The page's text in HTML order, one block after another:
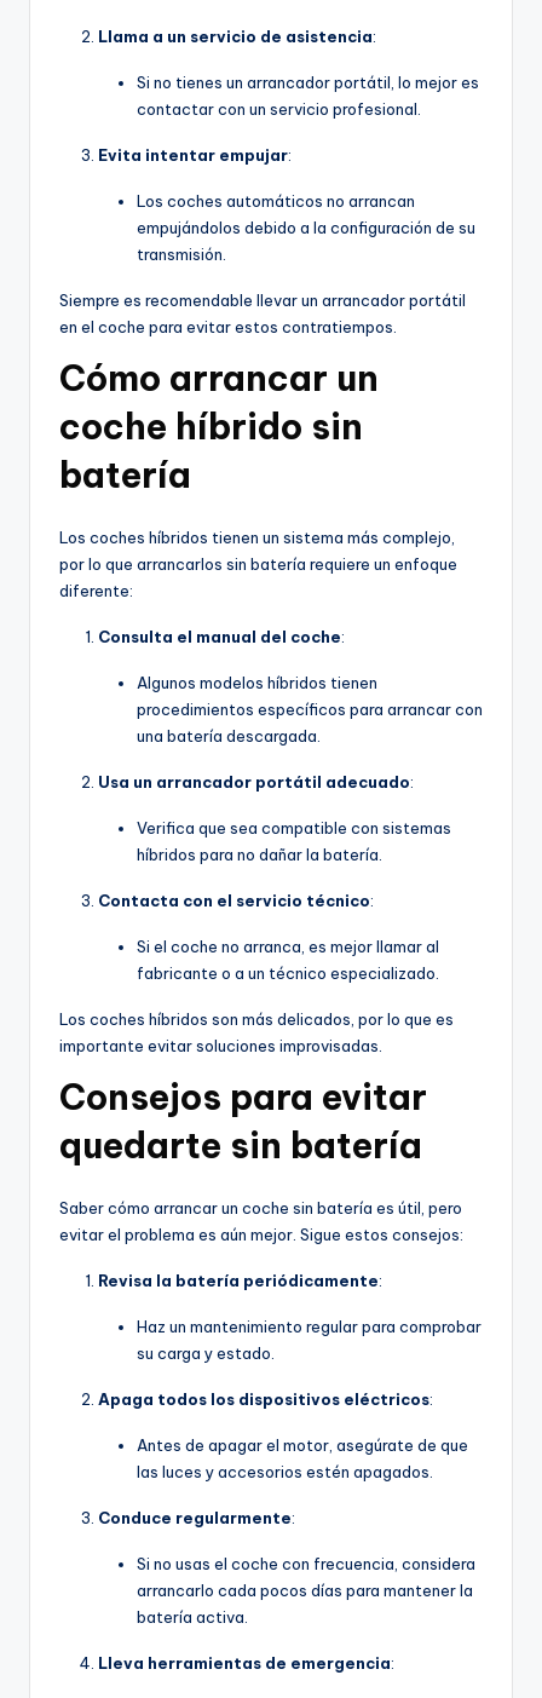
Llama a un servicio de asistencia:
Si no tienes un arrancador portátil, lo mejor es
contactar con un servicio profesional.
Evita intentar empujar:
Los coches automáticos no arrancan
empujándolos debido a la configuración de su
transmisión.
Siempre es recomendable llevar un arrancador portátil
en el coche para evitar estos contratiempos.
Cómo arrancar un
coche híbrido sin
batería
Los coches híbridos tienen un sistema más complejo,
por lo que arrancarlos sin batería requiere un enfoque
diferente:
Consulta el manual del coche:
Algunos modelos híbridos tienen
procedimientos específicos para arrancar con
una batería descargada.
Usa un arrancador portátil adecuado:
Verifica que sea compatible con sistemas
híbridos para no dañar la batería.
Contacta con el servicio técnico:
Si el coche no arranca, es mejor llamar al
fabricante o a un técnico especializado.
Los coches híbridos son más delicados, por lo que es
importante evitar soluciones improvisadas.
Consejos para evitar
quedarte sin batería
Saber cómo arrancar un coche sin batería es útil, pero
evitar el problema es aún mejor. Sigue estos consejos:
Revisa la batería periódicamente:
Haz un mantenimiento regular para comprobar
su carga y estado.
Apaga todos los dispositivos eléctricos:
Antes de apagar el motor, asegúrate de que
las luces y accesorios estén apagados.
Conduce regularmente:
Si no usas el coche con frecuencia, considera
arrancarlo cada pocos días para mantener la
batería activa.
Lleva herramientas de emergencia: